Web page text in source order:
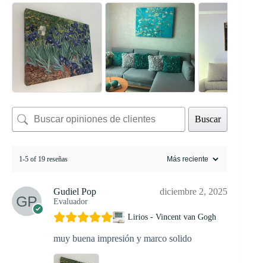
Buscar
1-5 of 19 reseñas
Gudiel Pop
Evaluador
diciembre 2, 2025
Lirios - Vincent van Gogh
muy buena impresión y marco solido